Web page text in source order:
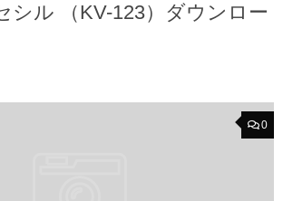
シル （KV-123）ダウンロー
0